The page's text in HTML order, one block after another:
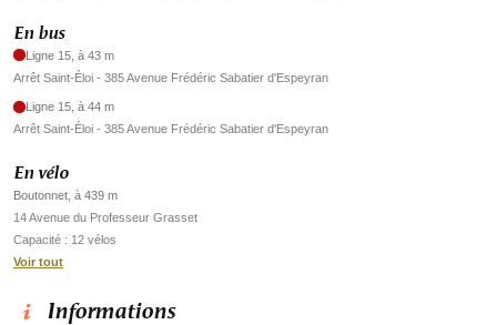
En bus
Ligne 15, à 43 m
Arrêt Saint-Éloi - 385 Avenue Frédéric Sabatier d'Espeyran
Ligne 15, à 44 m
Arrêt Saint-Éloi - 385 Avenue Frédéric Sabatier d'Espeyran
En vélo
Boutonnet, à 439 m
14 Avenue du Professeur Grasset
Capacité : 12 vélos
Voir tout
Informations